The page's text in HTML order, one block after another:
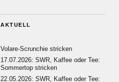
AKTUELL
Volare-Scrunchie stricken
17.07.2026: SWR, Kaffee oder Tee:
Sommertop stricken
22.05.2026: SWR, Kaffee oder Tee: